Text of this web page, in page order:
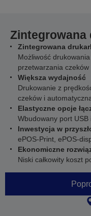
Zintegrowana
Zintegrowana
Możliwość
przetwarzania czeków
Większa wydajność
Drukowanie z
czeków i
Elastyczne opcje
Wbudowany port
Inwestycja w
ePOS-Print, ePOS-
Ekonomiczne
Niski całkowity koszt